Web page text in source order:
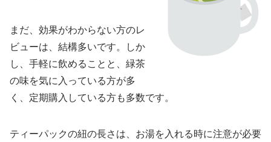
まだ、効果がわからない方のレ
ビューは、結構多いです。しか
し、手軽に飲めることと、緑茶
の味を気に入っている方が多
く、定期購入している方も多数です。
ティーパックの紐の長さは、お湯を入れる時に注意が必要